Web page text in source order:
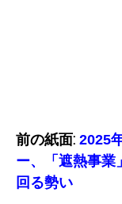
前の紙面: 2025
ー、「遮熱事業
回る勢い